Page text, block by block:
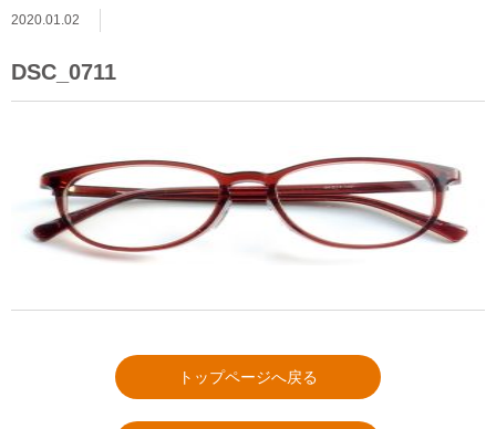
2020.01.02
DSC_0711
トップページへ戻る